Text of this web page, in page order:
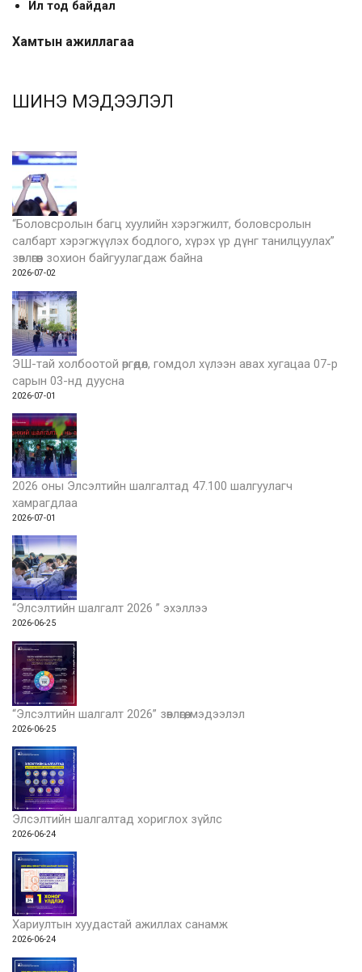
Ил тод байдал
Хамтын ажиллагаа
ШИНЭ МЭДЭЭЛЭЛ
“Боловсролын багц хуулийн хэрэгжилт, боловсролын
салбарт хэрэгжүүлэх бодлого, хүрэх үр дүнг танилцуулах”
зөвлөгөөн зохион байгуулагдаж байна
2026-07-02
ЭШ-тай холбоотой өргөдөл, гомдол хүлээн авах хугацаа 07-р
сарын 03-нд дуусна
2026-07-01
2026 оны Элсэлтийн шалгалтад 47.100 шалгуулагч
хамрагдлаа
2026-07-01
“Элсэлтийн шалгалт 2026 ” эхэллээ
2026-06-25
“Элсэлтийн шалгалт 2026” зөвлөгөө, мэдээлэл
2026-06-25
Элсэлтийн шалгалтад хориглох зүйлс
2026-06-24
Хариултын хуудастай ажиллах санамж
2026-06-24